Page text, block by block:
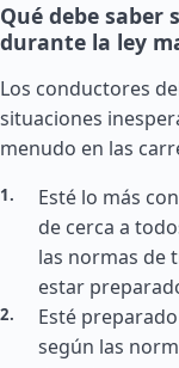
Qué debe saber
durante la ley
Los conductores
situaciones
menudo en las
Esté lo más
de cerca a
las normas de
estar
Esté
según las